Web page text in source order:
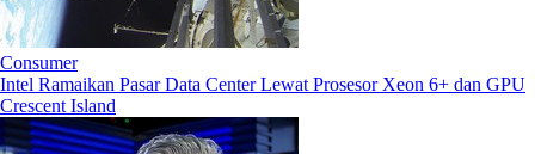
Consumer
Intel Ramaikan Pasar Data Center Lewat Prosesor Xeon 6+ dan GPU
Crescent Island